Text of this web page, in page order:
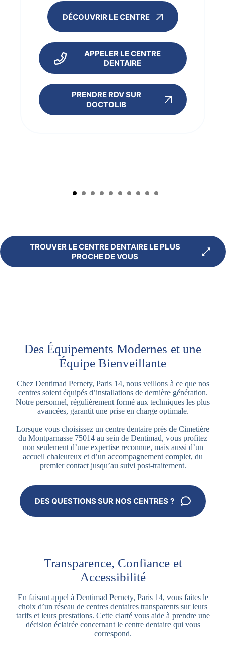
DÉCOUVRIR LE CENTRE
APPELER LE CENTRE
DENTAIRE
PRENDRE RDV SUR
DOCTOLIB
TROUVER LE CENTRE DENTAIRE LE PLUS
PROCHE DE VOUS
Des Équipements Modernes et une
Équipe Bienveillante
Chez Dentimad Pernety, Paris 14, nous veillons à ce que nos
centres soient équipés d’installations de dernière génération.
Notre personnel, régulièrement formé aux techniques les plus
avancées, garantit une prise en charge optimale.
Lorsque vous choisissez un centre dentaire près de Cimetière
du Montparnasse 75014 au sein de Dentimad, vous profitez
non seulement d’une expertise reconnue, mais aussi d’un
accueil chaleureux et d’un accompagnement complet, du
premier contact jusqu’au suivi post-traitement.
DES QUESTIONS SUR NOS CENTRES ?
Transparence, Confiance et
Accessibilité
En faisant appel à Dentimad Pernety, Paris 14, vous faites le
choix d’un réseau de centres dentaires transparents sur leurs
tarifs et leurs prestations. Cette clarté vous aide à prendre une
décision éclairée concernant le centre dentaire qui vous
correspond.